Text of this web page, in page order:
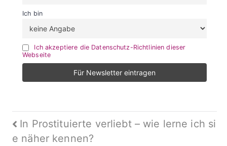
Ich bin
Ich akzeptiere die Datenschutz-Richtlinien dieser
Webseite
Beitragsnavigation
In Prostituierte verliebt – wie lerne ich si
e näher kennen?